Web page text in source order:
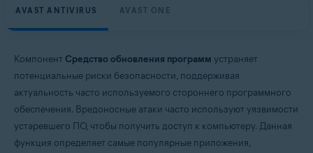
Avast Free Antivirus
AVAST ANTIVIRUS AVAST ONE
Компонент Средство обновления программ устраняет
потенциальные риски безопасности, поддерживая
актуальность часто используемого стороннего программного
обеспечения. Вредоносные атаки часто используют уязвимости
устаревшего ПО, чтобы получить доступ к компьютеру. Данная
функция определяет самые популярные приложения,